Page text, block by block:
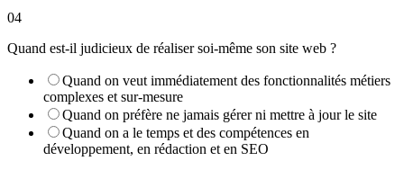
04
Quand est‑il judicieux de réaliser soi‑même son site web ?
Quand on veut immédiatement des fonctionnalités métiers
complexes et sur‑mesure
Quand on préfère ne jamais gérer ni mettre à jour le site
Quand on a le temps et des compétences en
développement, en rédaction et en SEO